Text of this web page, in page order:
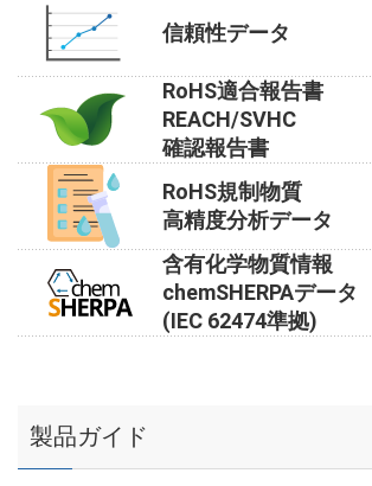
信頼性データ
RoHS適合報告書
REACH/SVHC
確認報告書
RoHS規制物質
高精度分析データ
含有化学物質情報
chemSHERPAデータ
(IEC 62474準拠)
製品ガイド